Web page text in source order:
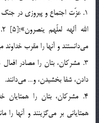
1. عزّت اجتماع و پيروزي در جنگ
مي‌دانستند و آنها را مقرب خداوند
3. مشركان، بتان را مصادر
دادن، شفا بخشيدن، و… مي‌دانند.
4. مشركان، بتان را همتايان